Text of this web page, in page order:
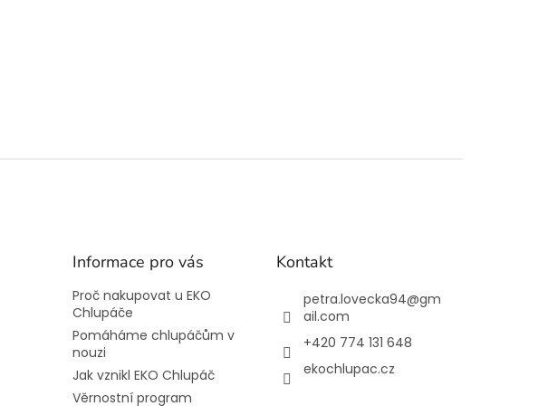
Informace pro vás
Proč nakupovat u EKO
Chlupáče
Pomáháme chlupáčům v
nouzi
Jak vznikl EKO Chlupáč
Věrnostní program
Kontakt
petra.lovecka94@gm
ail.com
+420 774 131 648
ekochlupac.cz